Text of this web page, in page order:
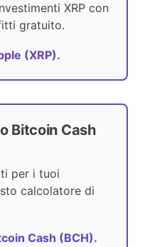
XRP con
gratuito.
(XRP).
Bitcoin Cash
per i tuoi
calcolatore di
Cash (BCH).